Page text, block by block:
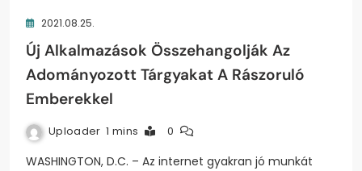
2021.08.25.
Új Alkalmazások Összehangolják Az
Adományozott Tárgyakat A Rászoruló
Emberekkel
Uploader 1 mins 0
WASHINGTON, D.C. – Az internet gyakran jó munkát